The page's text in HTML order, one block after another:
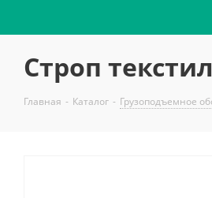
Строп
Главная - Каталог - Грузоподъемное